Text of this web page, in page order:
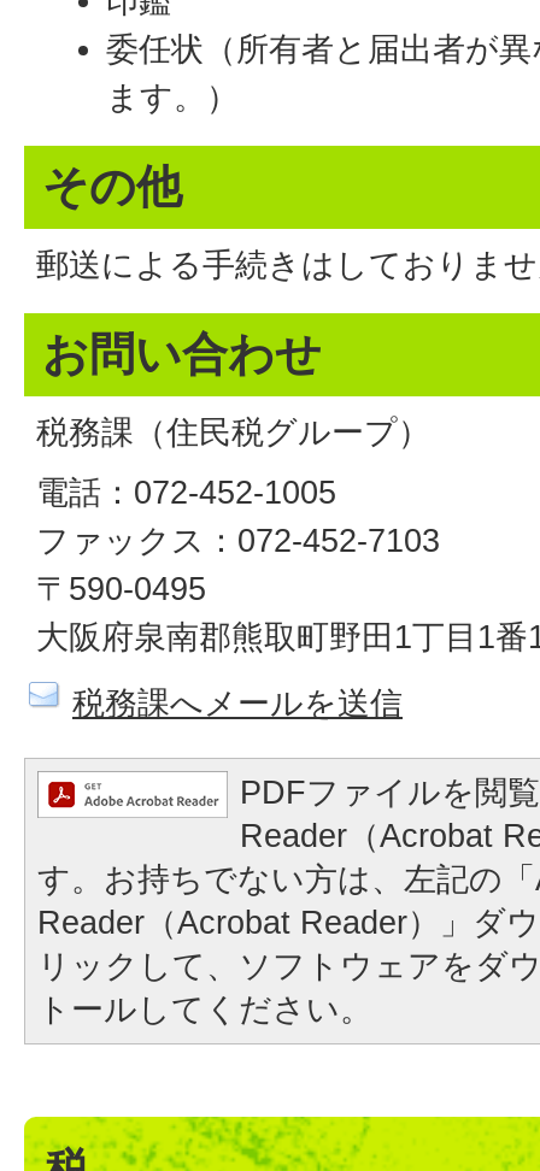
委任状（所有者と届出者が
ます。）
その他
郵送による手続きはしておりま
お問い合わせ
税務課（住民税グループ）
電話：072-452-1005
ファックス：072-452-7103
〒590-0495
大阪府泉南郡熊取町野田1丁目1
税務課へメールを送信
PDFファイルを閲
Reader（Acrobat
す。お持ちでない方は、左記の
Reader（Acrobat Reader）」ダ
リックして、ソフトウェアをダ
トールしてください。